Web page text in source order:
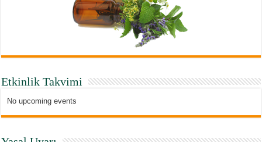
Etkinlik Takvimi
No upcoming events